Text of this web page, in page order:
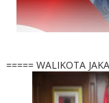
===== WALIKOTA